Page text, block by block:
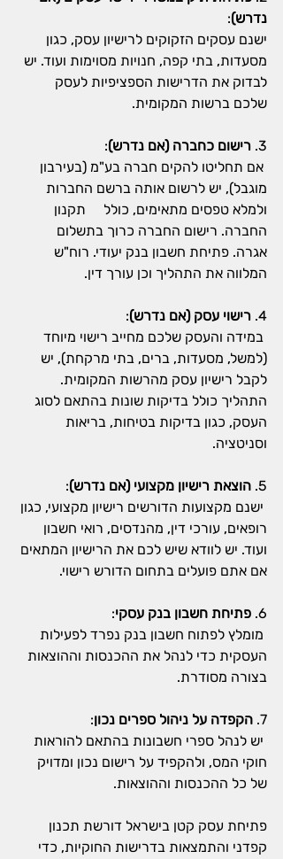
נדרש):
ישנם עסקים הזקוקים לרישיון עסק, כגון
מסעדות, בתי קפה, חנויות מסוימות ועוד. יש
לבדוק את הדרישות הספציפיות לעסק
שלכם ברשות המקומית.
3. רישום כחברה (אם נדרש):
אם תחליטו להקים חברה בע"מ (בעירבון
מוגבל), יש לרשום אותה ברשם החברות
ולמלא טפסים מתאימים, כולל     תקנון
החברה. רישום החברה כרוך בתשלום
אגרה. פתיחת חשבון בנק יעודי. רוח"ש
המלווה את התהליך וכן עורך דין.
4. רישוי עסק (אם נדרש):
במידה והעסק שלכם מחייב רישוי מיוחד
(למשל, מסעדות, ברים, בתי מרקחת), יש
לקבל רישיון עסק מהרשות המקומית.
התהליך כולל בדיקות שונות בהתאם לסוג
העסק, כגון בדיקות בטיחות, בריאות
וסניטציה.
5. הוצאת רישיון מקצועי (אם נדרש):
ישנם מקצועות הדורשים רישיון מקצועי, כגון
רופאים, עורכי דין, מהנדסים, רואי חשבון
ועוד. יש לוודא שיש לכם את הרישיון המתאים
אם אתם פועלים בתחום הדורש רישוי.
6. פתיחת חשבון בנק עסקי:
מומלץ לפתוח חשבון בנק נפרד לפעילות
העסקית כדי לנהל את ההכנסות וההוצאות
בצורה מסודרת.
7. הקפדה על ניהול ספרים נכון:
יש לנהל ספרי חשבונות בהתאם להוראות
חוקי המס, ולהקפיד על רישום נכון ומדויק
של כל ההכנסות וההוצאות.
פתיחת עסק קטן בישראל דורשת תכנון
קפדני והתמצאות בדרישות החוקיות, כדי